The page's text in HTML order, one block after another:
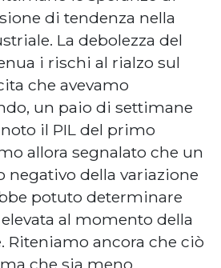
di tendenza nella
La debolezza del
i rischi al rialzo sul
che avevamo
un paio di settimane
il PIL del primo
allora segnalato che un
della variazione
potuto determinare
al momento della
Riteniamo ancora che ciò
che sia meno